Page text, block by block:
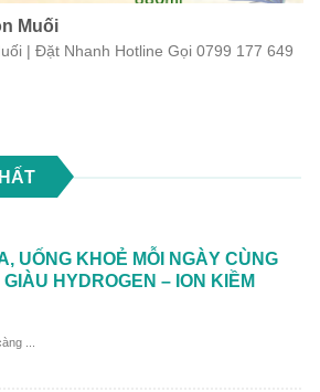
Muối
| Đặt Nhanh Hotline Gọi 0799 177 649
UỐNG KHOẺ MỖI NGÀY CÙNG
HYDROGEN – ION KIỀM
...